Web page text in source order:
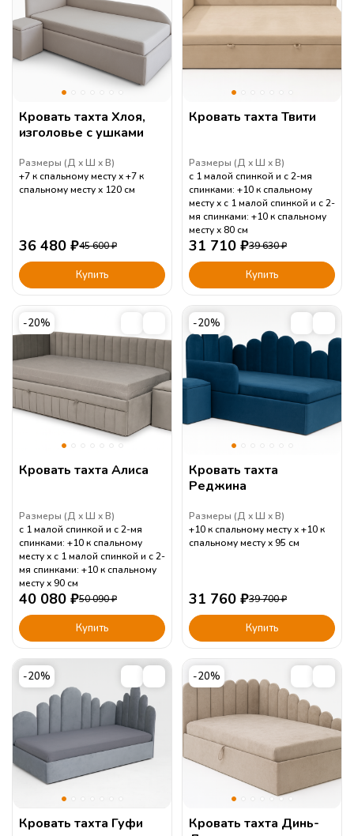
Кровать тахта Хлоя,
изголовье с ушками
Размеры (Д Ш В)
+7 к спальному месту
+7 к
спальному месту
120 см
36 480 ₽45 600₽
Купить
Кровать тахта Твити
Размеры (Д Ш В)
с 1 малой спинкой и с 2-мя
спинками: +10 к спальному
месту
с 1 малой спинкой и с 2-
мя спинками: +10 к спальному
месту
80 см
31 710 ₽39 630₽
Купить
-20%
Кровать тахта Алиса
Размеры (Д Ш В)
с 1 малой спинкой и с 2-мя
спинками: +10 к спальному
месту
с 1 малой спинкой и с 2-
мя спинками: +10 к спальному
месту
90 см
40 080 ₽50 090₽
Купить
-20%
Кровать тахта
Реджина
Размеры (Д Ш В)
+10 к спальному месту
+10 к
спальному месту
95 см
31 760 ₽39 700₽
Купить
-20%
Кровать тахта Гуфи
-20%
Кровать тахта Динь-